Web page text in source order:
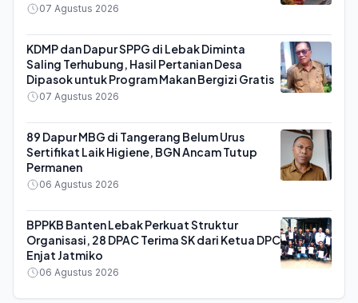
07 Agustus 2026
KDMP dan Dapur SPPG di Lebak Diminta
Saling Terhubung, Hasil Pertanian Desa
Dipasok untuk Program Makan Bergizi Gratis
07 Agustus 2026
89 Dapur MBG di Tangerang Belum Urus
Sertifikat Laik Higiene, BGN Ancam Tutup
Permanen
06 Agustus 2026
BPPKB Banten Lebak Perkuat Struktur
Organisasi, 28 DPAC Terima SK dari Ketua DPC
Enjat Jatmiko
06 Agustus 2026